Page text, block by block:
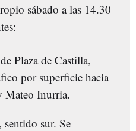
sábado a las 14.30
Plaza de Castilla,
por superficie hacia
Inurria.
sentido sur. Se